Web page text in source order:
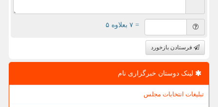
= ۷ بعلاوه ۵
فرستادن بازخورد
لینک دوستان خبرگزاری نام
تبلیغات انتخابات مجلس